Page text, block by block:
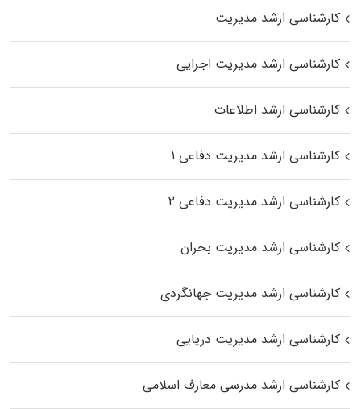
کارشناسی ارشد مدیریت
کارشناسی ارشد مدیریت اجرایی
کارشناسی ارشد اطلاعات
کارشناسی ارشد مدیریت دفاعی ۱
کارشناسی ارشد مدیریت دفاعی ۲
کارشناسی ارشد مدیریت بحران
کارشناسی ارشد مدیریت جهانگردی
کارشناسی ارشد مدیریت دریایی
کارشناسی ارشد مدرسی معارف اسلامی